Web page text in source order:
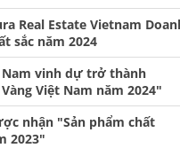
Real Estate Vietnam
sắc năm 2024
Nam vinh dự trở thành
Việt Nam năm 2024"
nhận "Sản phẩm chất
2023"